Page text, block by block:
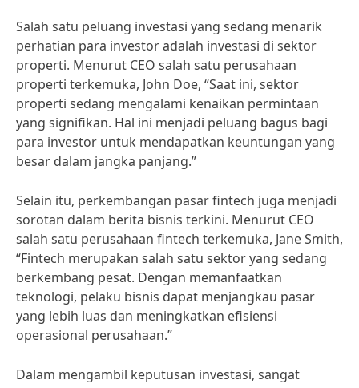
Salah satu peluang investasi yang sedang menarik
perhatian para investor adalah investasi di sektor
properti. Menurut CEO salah satu perusahaan
properti terkemuka, John Doe, “Saat ini, sektor
properti sedang mengalami kenaikan permintaan
yang signifikan. Hal ini menjadi peluang bagus bagi
para investor untuk mendapatkan keuntungan yang
besar dalam jangka panjang.”
Selain itu, perkembangan pasar fintech juga menjadi
sorotan dalam berita bisnis terkini. Menurut CEO
salah satu perusahaan fintech terkemuka, Jane Smith,
“Fintech merupakan salah satu sektor yang sedang
berkembang pesat. Dengan memanfaatkan
teknologi, pelaku bisnis dapat menjangkau pasar
yang lebih luas dan meningkatkan efisiensi
operasional perusahaan.”
Dalam mengambil keputusan investasi, sangat